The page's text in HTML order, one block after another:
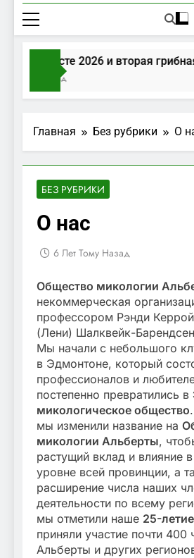
в августе 2026 и вторая
Главная Без рубрики О
БЕЗ РУБРИКИ
О нас
6 Лет Тому Назад
Общество микологии
некоммерческая
профессором Рэнди
(Лени) Шалквейк-
Мы начали с небольшого
в Эдмонтоне, который
профессионалов и
постепенно превратились в
микологическое общество
мы изменили название на
микологии Альберты,
растущий вклад и влияние
уровне всей провинции, а
расширение числа наших
деятельности по всему
мы отметили наше 25-летие
приняли участие почти 400
Альберты и других